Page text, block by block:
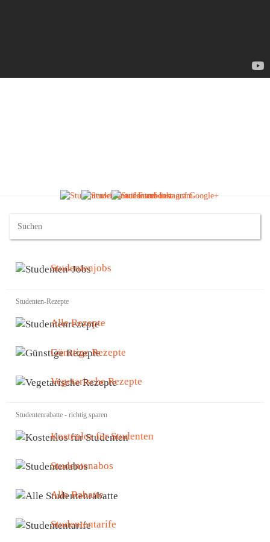
Studentenjobs
Studenten-Rezepte
Alle Rezepte
Günstige Rezepte
Vegetarische Rezepte
Studentenrabatte - richtig sparen
Kostenlos für Studenten
Studentenabos
Alle Rabatte
Studententarife